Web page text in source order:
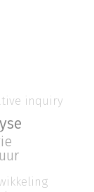
inquiry